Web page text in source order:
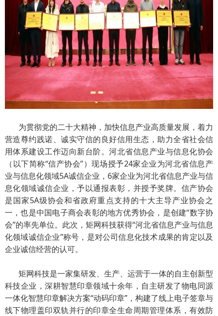
为贯彻党的二十大精神，加快信息产业高质量发展，着力
营造尊约践诺、诚实守信的良好信用生态，助力全省社会信
用体系建设工作迈向新台阶。河北省信息产业与信息化协会
（以下简称“信产协会”）现场授予24家企业为河北省信息产
业与信息化领域5A诚信企业，6家企业为河北省信息产业与信
息化领域诚信企业，予以通报表彰，并授予奖牌。信产协会
是国家5A级协会和省政府重点支持的十大主导产业协会之
一，也是中国电子商会表彰的地方优秀协会，是创建“数字协
会”的率先单位。此次，矩网科技获得“河北省信息产业与信息
化领域诚信企业”称号，是对公司信息化技术成果的肯定以及
企业诚信经营的认可。
矩网科技是一家集研发、生产、运营于一体的自主创新型
科技企业，深耕智慧印章领域十余年，自主研发了物电同源
一体化智慧印章解决方案“动码印章”，构建了线上电子签章与
线下物理盖印双轨并行的印章全生命周期管理体系，有效防